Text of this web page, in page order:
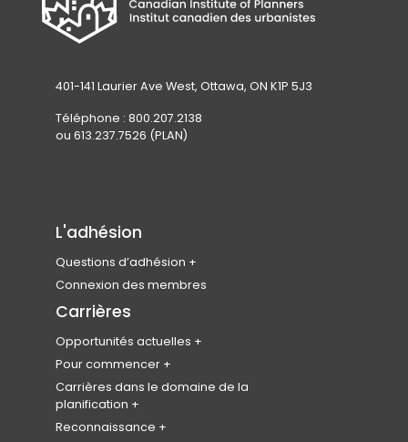
401-141 Laurier Ave West, Ottawa, ON K1P 5J3
Téléphone : 800.207.2138
ou 613.237.7526 (PLAN)
L'adhésion
Questions d’adhésion
Rejoindre l’ICU
Admissibilité des membres
Avantages pour les membres
Codes de conduite et d’éthique
professionnelle
FAQ sur l’adhésion
Connexion des membres
Carrières
Opportunités actuelles
Carrefour national d’emplois
Produits
Soumettez votre CV
Bénévole
Pour commencer
Devenir planificateur
Étudiants en urbanisme
Carrières dans le domaine de la
planification
Le programme des leaders émergents
Reconnaissance